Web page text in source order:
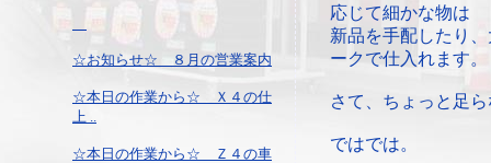
☆お知らせ☆ ８月の営業案内
☆本日の作業から☆ Ｘ４の仕
上 ..
☆本日の作業から☆ Ｚ４の車
応じて細かな物は
新品を手配したり
ークで仕入れます。
さて、ちょっと足
ではでは。